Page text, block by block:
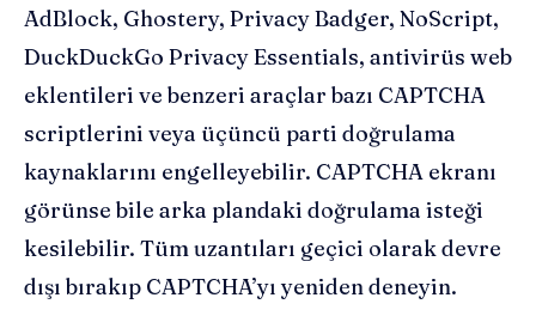
AdBlock, Ghostery, Privacy Badger, NoScript,
DuckDuckGo Privacy Essentials, antivirüs web
eklentileri ve benzeri araçlar bazı CAPTCHA
scriptlerini veya üçüncü parti doğrulama
kaynaklarını engelleyebilir. CAPTCHA ekranı
görünse bile arka plandaki doğrulama isteği
kesilebilir. Tüm uzantıları geçici olarak devre
dışı bırakıp CAPTCHA’yı yeniden deneyin.